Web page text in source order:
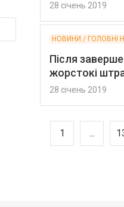
28 січень 2019
НОВИНИ / ГОЛОВНІ
Після
жорстокі
28 січень 2019
1 ...